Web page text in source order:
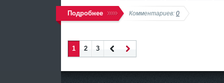
Подробнее Комментариев: 0
1 2
3